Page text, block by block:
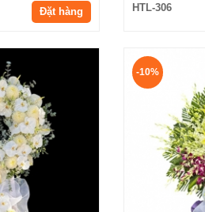
Đặt hàng
HTL-306
-10%